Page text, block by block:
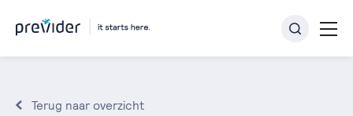
Terug naar overzicht